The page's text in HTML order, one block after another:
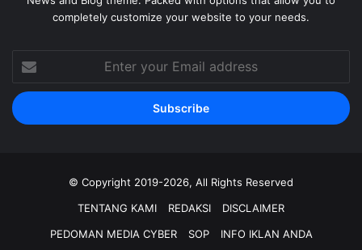
completely customize your website to your needs.
Enter
your
Email
address
© Copyright 2019-2026, All Rights Reserved
TENTANG KAMI
REDAKSI
DISCLAIMER
PEDOMAN MEDIA CYBER
SOP INFO IKLAN ANDA